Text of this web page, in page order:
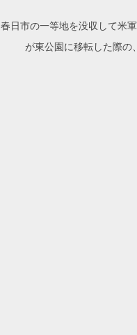
春日市の一等地を没収して米
が東公園に移転した際の